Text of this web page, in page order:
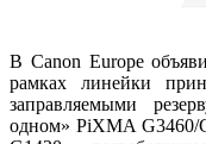
В Canon Europe
рамках линейки
заправляемыми
одном» PiXMA G3460/